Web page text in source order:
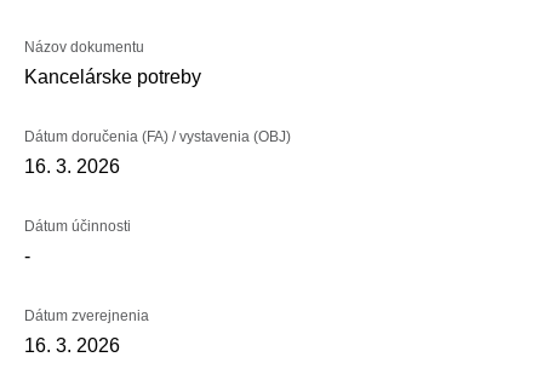
Názov dokumentu
Kancelárske potreby
Dátum doručenia (FA) / vystavenia (OBJ)
16. 3. 2026
Dátum účinnosti
-
Dátum zverejnenia
16. 3. 2026